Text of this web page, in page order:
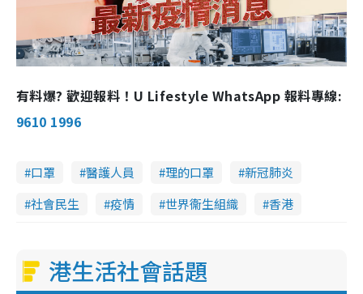
有料爆? 歡迎報料！U Lifestyle WhatsApp 報料專線:
9610 1996
口罩 醫護人員 理的口罩
新冠肺炎
社會民生
疫情 世界衞生組織 香港
港生活社會話題